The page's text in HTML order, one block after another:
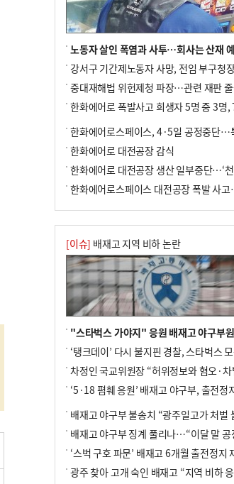
한화에어로 대전공장 감식
[이슈] 배재고 지역 비하 논란